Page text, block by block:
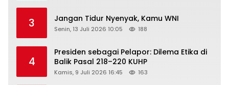
3 Jangan Tidur Nyenyak, Kamu WNI
Senin, 13 Juli 2026 10:05 188
4
Presiden sebagai Pelapor: Dilema Etika di
Balik Pasal 218–220 KUHP
Kamis, 9 Juli 2026 16:45 163